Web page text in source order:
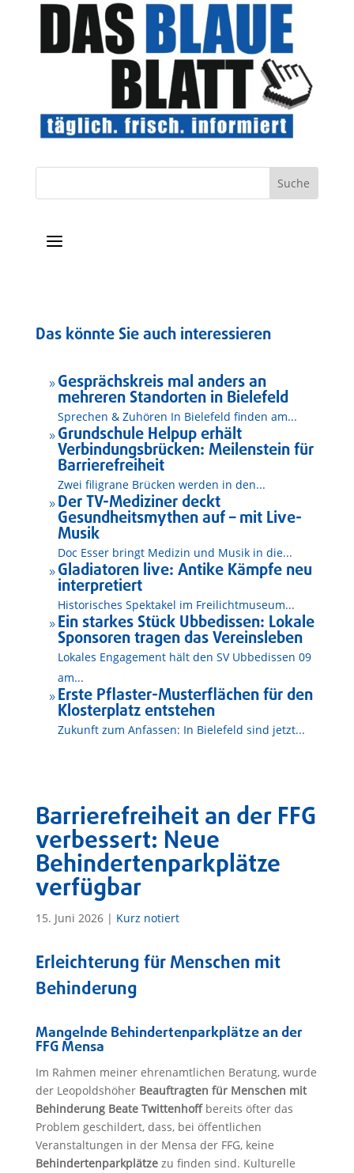
a
Das könnte Sie auch interessieren
9 Gesprächskreis mal anders an
mehreren Standorten in Bielefeld
Sprechen & Zuhören In Bielefeld finden am...
9 Grundschule Helpup erhält
Verbindungsbrücken: Meilenstein für
Barrierefreiheit
Zwei filigrane Brücken werden in den...
9 Der TV-Mediziner deckt
Gesundheitsmythen auf – mit Live-
Musik
Doc Esser bringt Medizin und Musik in die...
9 Gladiatoren live: Antike Kämpfe neu
interpretiert
Historisches Spektakel im Freilichtmuseum...
9 Ein starkes Stück Ubbedissen: Lokale
Sponsoren tragen das Vereinsleben
Lokales Engagement hält den SV Ubbedissen 09
am...
9 Erste Pflaster-Musterflächen für den
Klosterplatz entstehen
Zukunft zum Anfassen: In Bielefeld sind jetzt...
Barrierefreiheit an der FFG
verbessert: Neue
Behindertenparkplätze
verfügbar
15. Juni 2026| Kurz notiert
Erleichterung für Menschen mit
Behinderung
Mangelnde Behindertenparkplätze an der
FFG Mensa
Im Rahmen meiner ehrenamtlichen Beratung, wurde
der Leopoldshöher Beauftragten für Menschen mit
Behinderung Beate Twittenhoffbereits öfter das
Problem geschildert, dass, bei öffentlichen
Veranstaltungen in der Mensa der FFG, keine
Behindertenparkplätzezu finden sind. Kulturelle